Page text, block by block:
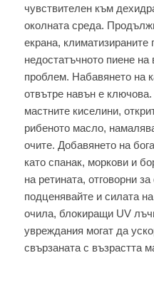
чувствителен към
околната среда.
екрана,
недостатъчното пиене на
проблем. Набавянето на
отвътре навън е
мастните киселини,
рибеното масло,
очите. Добавянето на
като спанак, моркови и
на ретината, отговорни
подценявайте и силата
очила, блокиращи UV
увреждания могат да
свързаната с възрастта